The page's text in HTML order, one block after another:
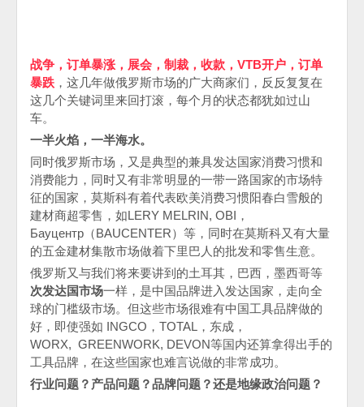
战争，订单暴涨，展会，制裁，收款， VTB开户，订单
暴跌 ，这几年做俄罗斯市场的广大商家们，反反复复在
这几个关键词里来回打滚，每个月的状态都犹如过山
车。
一半火焰，一半海水。
同时俄罗斯市场，又是典型的兼具发达国家消费习惯和
消费能力，同时又有非常明显的一带一路国家的市场特
征的国家，莫斯科有着代表欧美消费习惯阳春白雪般的
建材商超零售，如LERY MELRIN, OBI ，
Бауцентр（BAUCENTER）等，同时在莫斯科又有大量
的五金建材集散市场做着下里巴人的批发和零售生意。
俄罗斯又与我们将来要讲到的土耳其，巴西，墨西哥等
次发达国市场一样，是中国品牌进入发达国家，走向全
球的门槛级市场。但这些市场很难有中国工具品牌做的
好，即使强如 INGCO ， TOTAL ，东成，
WORX, GREENWORK, DEVON等国内还算拿得出手的
工具品牌，在这些国家也难言说做的非常成功。
行业问题？产品问题？品牌问题？还是地缘政治问题？